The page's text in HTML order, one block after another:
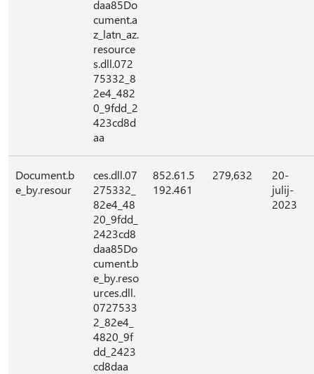
daa85Do
cument.a
z_latn_az.
resource
s.dll.072
75332_8
2e4_482
0_9fdd_2
423cd8d
aa
Document.b
e_by.resour
ces.dll.07
275332_
82e4_48
20_9fdd_
2423cd8
daa85Do
cument.b
e_by.reso
urces.dll.
0727533
2_82e4_
4820_9f
dd_2423
cd8daa
852.61.5
192.461
279,632
20-
julij-
2023